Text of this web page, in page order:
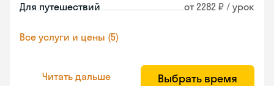
Для путешествий от 2282 ₽ / урок
Все услуги и цены (5)
Читать дальше Выбрать время